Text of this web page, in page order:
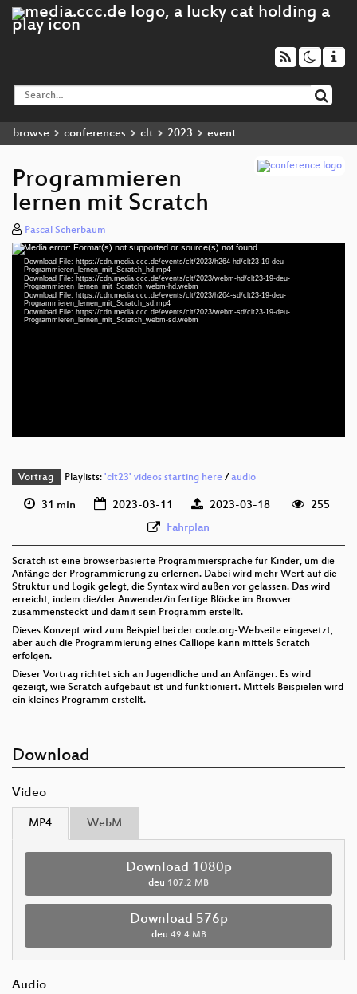
browse conferences clt 2023 event
Programmieren
lernen mit Scratch
Pascal Scherbaum
Video
Player
Media error: Format(s) not supported or source(s) not found
Download File: https://cdn.media.ccc.de/events/clt/2023/h264-hd/clt23-19-deu-
Programmieren_lernen_mit_Scratch_hd.mp4
Download File: https://cdn.media.ccc.de/events/clt/2023/webm-hd/clt23-19-deu-
Programmieren_lernen_mit_Scratch_webm-hd.webm
Download File: https://cdn.media.ccc.de/events/clt/2023/h264-sd/clt23-19-deu-
Programmieren_lernen_mit_Scratch_sd.mp4
Download File: https://cdn.media.ccc.de/events/clt/2023/webm-sd/clt23-19-deu-
Programmieren_lernen_mit_Scratch_webm-sd.webm
Vortrag Playlists: 'clt23' videos starting here/ audio
31 min 2023-03-11 2023-03-18
255
Fahrplan
Scratch ist eine browserbasierte Programmiersprache für Kinder, um die
Anfänge der Programmierung zu erlernen. Dabei wird mehr Wert auf die
Struktur und Logik gelegt, die Syntax wird außen vor gelassen. Das wird
erreicht, indem die/der Anwender/in fertige Blöcke im Browser
zusammensteckt und damit sein Programm erstellt.
Dieses Konzept wird zum Beispiel bei der code.org-Webseite eingesetzt,
aber auch die Programmierung eines Calliope kann mittels Scratch
erfolgen.
Dieser Vortrag richtet sich an Jugendliche und an Anfänger. Es wird
gezeigt, wie Scratch aufgebaut ist und funktioniert. Mittels Beispielen wird
ein kleines Programm erstellt.
Download
Video
MP4 WebM
Download 1080p
deu 107.2 MB
Download 576p
deu 49.4 MB
Audio